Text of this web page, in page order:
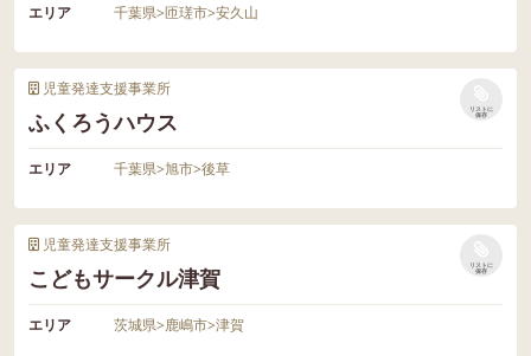
エリア 千葉県>匝瑳市>安久山
児童発達支援事業所
ふくろうハウス
リストに
保存
エリア 千葉県>旭市>後草
児童発達支援事業所
こどもサークル津賀
リストに
保存
エリア 茨城県>鹿嶋市>津賀